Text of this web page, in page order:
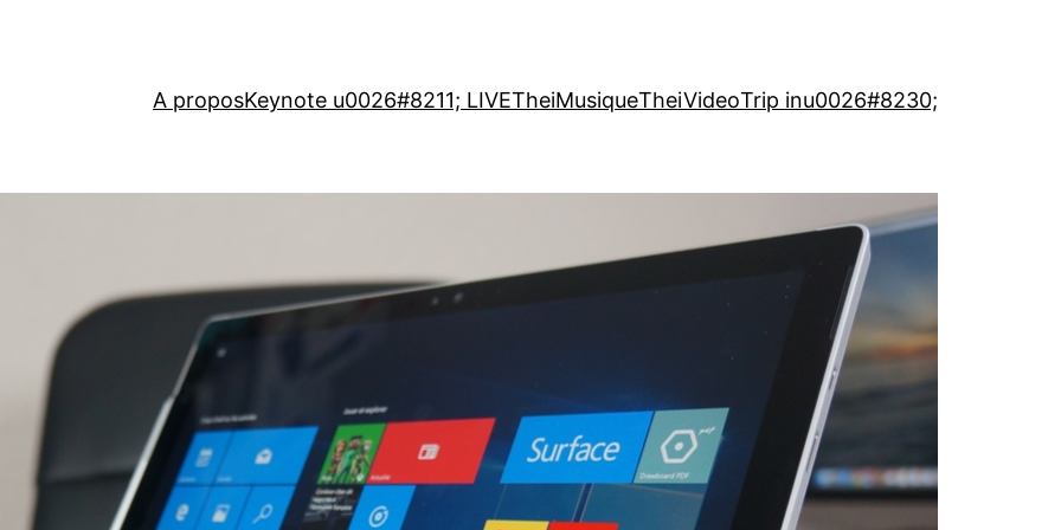
A proposKeynote u0026#8211; LIVETheiMusiqueTheiVideoTrip inu0026#8230;